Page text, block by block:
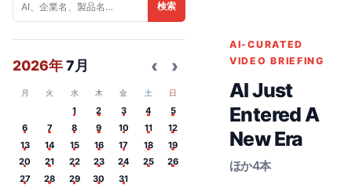
検索
2026年7月 ‹ ›
月 火 水 木 金 土 日
1 2 3 4
5
6
7 8 9 10 11
12
13
14 15 16 17 18
19
20
21 22 23 24 25
26
27
28 29 30 31
AI-CURATED
VIDEO BRIEFING
AI Just
Entered A
New Era
ほか4本